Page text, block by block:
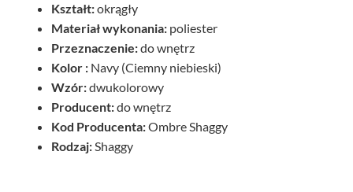
Kształt:okrągły
Materiał wykonania: poliester
Przeznaczenie:do wnętrz
Kolor : Navy (Ciemny niebieski)
Wzór:dwukolorowy
Producent:do wnętrz
Kod Producenta:Ombre Shaggy
Rodzaj:Shaggy